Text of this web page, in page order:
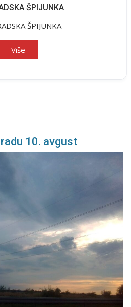
ŠPIJUNKA
ŠPIJUNKA
Više
10. avgust